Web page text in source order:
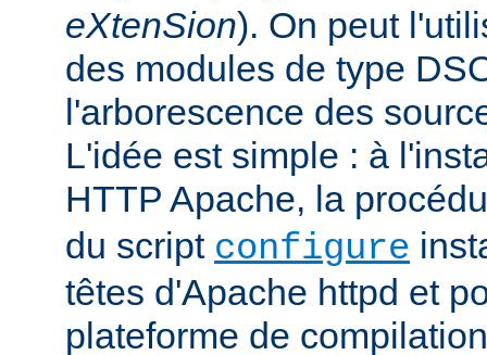
eXtenSion). On peut
des modules de type
l'arborescence des
L'idée est simple : à
HTTP Apache, la
du script configure
têtes d'Apache httpd et
plateforme de